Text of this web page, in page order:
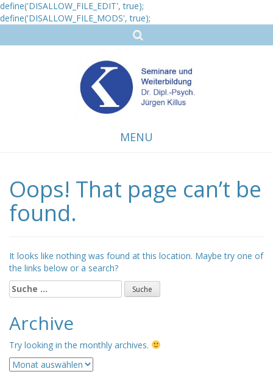
define('DISALLOW_FILE_EDIT', true);
define('DISALLOW_FILE_MODS', true);
MENU
to
content
Oops! That page can’t be
found.
It looks like nothing was found at this location. Maybe try one of
the links below or a search?
Suche
nach:
Archive
Try looking in the monthly archives.
Archive